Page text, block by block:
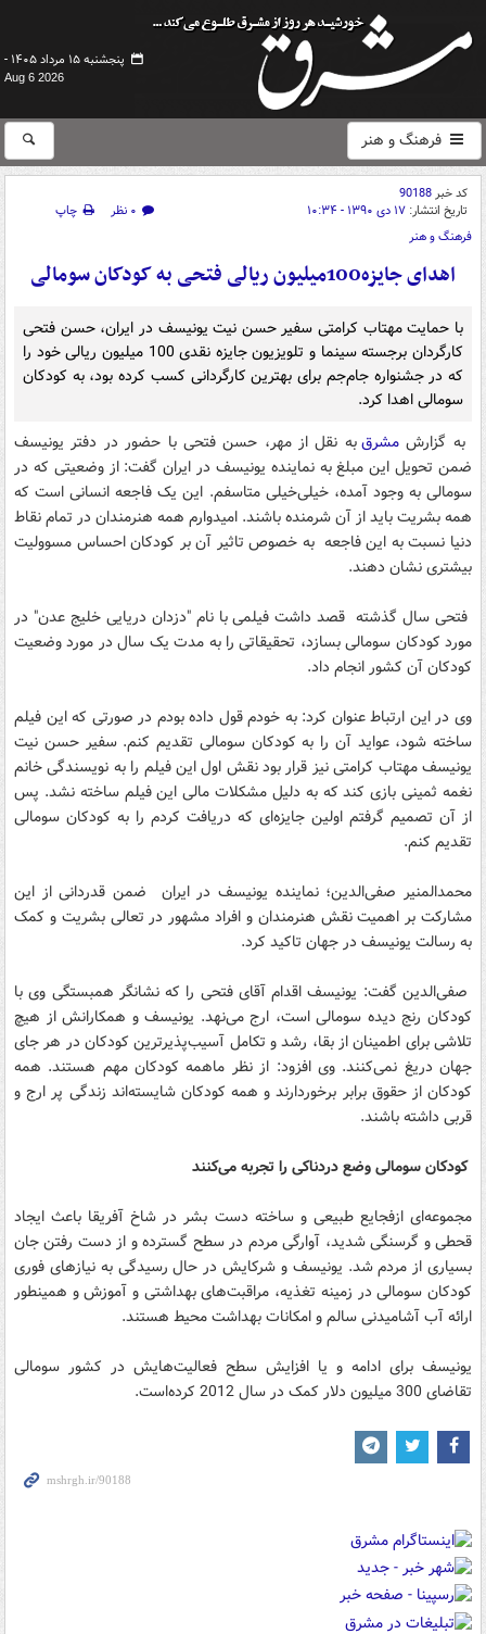
پنجشنبه ۱۵ مرداد ۱۴۰۵ -
Aug 6 2026
فرهنگ و هنر
کد خبر90188
تاریخ انتشار: ۱۷ دی ۱۳۹۰ - ۱۰:۳۴ ۰ نظر
چاپ
فرهنگ و هنر
اهدای جایزه100میلیون ریالی فتحی به کودکان سومالی
با حمایت مهتاب کرامتی سفیر حسن نیت یونیسف در ایران، حسن فتحی
کارگردان برجسته سینما و تلویزیون جایزه نقدی 100 میلیون ریالی خود را
که در جشنواره جام‌جم برای بهترین کارگردانی کسب کرده بود، به کودکان
سومالی اهدا کرد.
به گزارشمشرقبه نقل از مهر، حسن فتحی با حضور در دفتر یونیسف
ضمن تحویل این مبلغ به نماینده یونیسف در ایران گفت: از وضعیتی که در
سومالی به وجود آمده، خیلی‌خیلی متاسفم. این یک فاجعه انسانی است که
همه بشریت باید از آن شرمنده باشند. امیدوارم همه هنرمندان در تمام نقاط
دنیا نسبت به این فاجعه به خصوص تاثیر آن بر کودکان احساس مسوولیت
بیشتری نشان دهند.
فتحی سال گذشته قصد داشت فیلمی با نام "دزدان دریایی خلیج عدن" در
مورد کودکان سومالی بسازد، تحقیقاتی را به مدت یک سال در مورد وضعیت
کودکان آن کشور انجام داد.
وی در این ارتباط عنوان کرد: به خودم قول داده بودم در صورتی که این فیلم
ساخته شود، عواید آن را به کودکان سومالی تقدیم کنم. سفیر حسن نیت
یونیسف مهتاب کرامتی نیز قرار بود نقش اول این فیلم را به نویسندگی خانم
نغمه ثمینی بازی کند که به دلیل مشکلات مالی این فیلم ساخته نشد. پس
از آن تصمیم گرفتم اولین جایزه‌ای که دریافت کردم را به کودکان سومالی
تقدیم کنم.
محمدالمنیر صفی‌الدین؛ نماینده یونیسف در ایران ضمن قدردانی از این
مشارکت بر اهمیت نقش هنرمندان و افراد مشهور در تعالی بشریت و کمک
به رسالت یونیسف در جهان تاکید کرد.
صفی‌الدین گفت: یونیسف اقدام آقای فتحی را که نشانگر همبستگی وی با
کودکان رنج دیده سومالی است، ارج می‌نهد. یونیسف و همکارانش از هیچ
تلاشی برای اطمینان از بقا، رشد و تکامل آسیب‌پذیرترین کودکان در هر جای
جهان دریغ نمی‌کنند. وی افزود: از نظر ماهمه کودکان مهم هستند. همه
کودکان از حقوق برابر برخوردارند و همه کودکان شایسته‌اند زندگی پر ارج و
قربی داشته باشند.
کودکان سومالی وضع دردناکی را تجربه می‌کنند
مجموعه‌ای ازفجایع طبیعی و ساخته دست بشر در شاخ آفریقا باعث ایجاد
قحطی و گرسنگی شدید، آوارگی مردم در سطح گسترده و از دست رفتن جان
بسیاری از مردم شد. یونیسف و شرکایش در حال رسیدگی به نیازهای فوری
کودکان سومالی در زمینه تغذیه، مراقبت‌های بهداشتی و آموزش و همینطور
ارائه آب آشامیدنی سالم و امکانات بهداشت محیط هستند.
یونیسف برای ادامه و یا افزایش سطح فعالیت‌هایش در کشور سومالی
تقاضای 300 میلیون دلار کمک در سال 2012 کرده‌است.